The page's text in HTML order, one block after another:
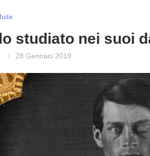
studiato nei suoi
28 Gennaio 2019